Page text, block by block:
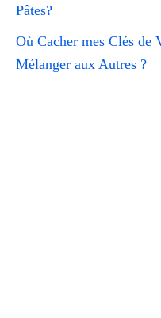
Pâtes?
Où Cacher mes Clés de
Mélanger aux Autres ?